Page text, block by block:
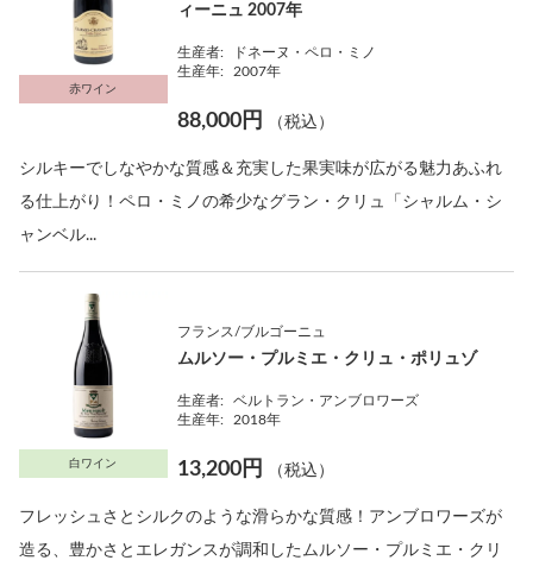
赤ワイン
ィーニュ 2007年
生産者:
ドネーヌ・ペロ・ミノ
生産年:
2007年
88,000円 （税込）
シルキーでしなやかな質感＆充実した果実味が広がる魅力あふれ
る仕上がり！ペロ・ミノの希少なグラン・クリュ「シャルム・シ
ャンベル...
白ワイン
フランス/ブルゴーニュ
ムルソー・プルミエ・クリュ・ポリュゾ
生産者:
ベルトラン・アンブロワーズ
生産年:
2018年
13,200円 （税込）
フレッシュさとシルクのような滑らかな質感！アンブロワーズが
造る、豊かさとエレガンスが調和したムルソー・プルミエ・クリ